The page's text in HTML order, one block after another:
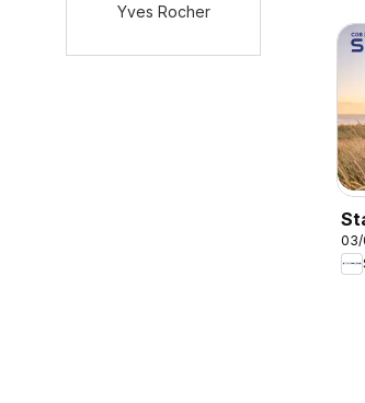
03/
Yves Rocher